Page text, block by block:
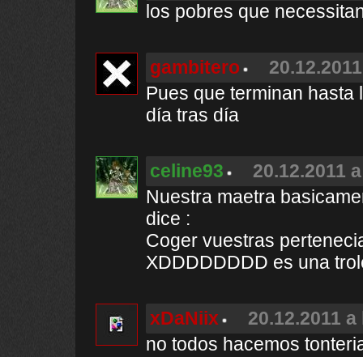
los pobres que
gambitero
Pues que terminan
día tras día
celine93
20.12.2011
Nuestra maetra
dice :
Coger vuestras
XDDDDDDDD es una
xDaNiix
20.12.2011
no todos hacemos